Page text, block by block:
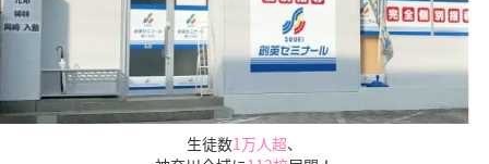
生徒数1万人超、